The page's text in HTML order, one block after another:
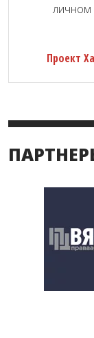
личном
Проект